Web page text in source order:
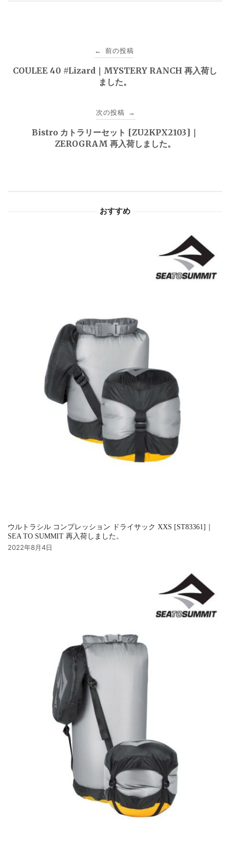
稿
← 前の投稿
COULEE 40 #Lizard｜MYSTERY RANCH 再入荷し
ました。
次の投稿 →
Bistro カトラリーセット [ZU2KPX2103]｜
ZEROGRAM 再入荷しました。
おすすめ
ウルトラシル コンプレッション ドライサック XXS [ST83361]｜
SEA TO SUMMIT 再入荷しました。
2022年8月4日